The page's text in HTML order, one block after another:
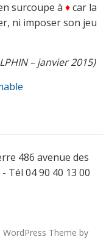
surcoupe à ♦car la
ni imposer son jeu
– janvier 2015)
486 avenue des
Tél 04 90 40 13 00
Theme by